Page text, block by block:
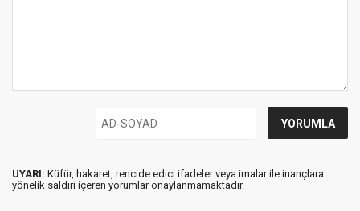
UYARI: Küfür, hakaret, rencide edici ifadeler veya imalar ile inançlara
yönelik saldırı içeren yorumlar onaylanmamaktadır.